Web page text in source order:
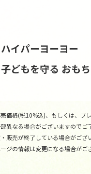
ハイパーヨーヨー
子どもを守る おも
格(税10%込)、もしくは、プ
なる場合がございますのでご
売が終了している場合がござ
の情報は変更になる場合がご